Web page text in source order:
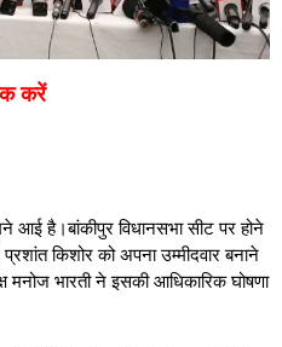
करें
आई है।बांकीपुर विधानसभा सीट पर होने
किशोर को अपना उम्मीदवार बनाने
मनोज भारती ने इसकी आधिकारिक घोषणा